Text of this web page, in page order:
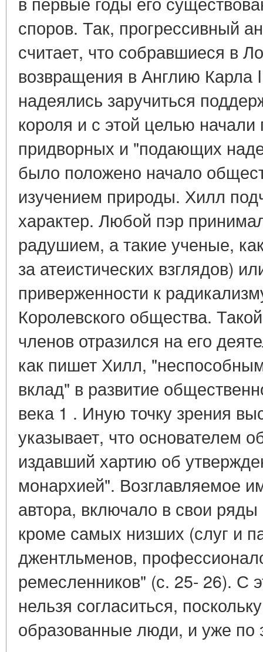
споров. Так, прогрессивный
считает, что собравшиеся в
возвращения в Англию Карла
надеялись заручиться
короля и с этой целью
придворных и "подающих
было положено начало
изучением природы. Хилл
характер. Любой пэр
радушием, а такие ученые,
за атеистических взглядов)
приверженности к
Королевского общества.
членов отразился на его
как пишет Хилл,
вклад" в развитие
века 1 . Иную точку зрения
указывает, что основателем
издавший хартию об
монархией". Возглавляемое
автора, включало в свои
кроме самых низших (слуг и
джентльменов,
ремесленников" (с. 25- 26). С
нельзя согласиться,
образованные люди, и уже по